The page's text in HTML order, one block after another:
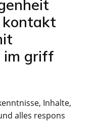
kontakt
im griff
Inhalte,
alles respons